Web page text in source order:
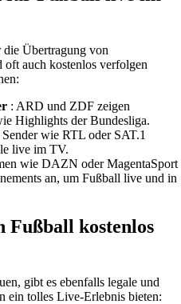
Übertragung von
oft auch kostenlos verfolgen
: ARD und ZDF zeigen
Highlights der Bundesliga.
wie RTL oder SAT.1
live im TV.
wie DAZN oder MagentaSport
an, um Fußball live und in
Fußball kostenlos
gibt es ebenfalls legale und
ein tolles Live-Erlebnis bieten: